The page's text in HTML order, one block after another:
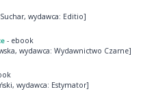
wydawca: Editio]
- ebook
wydawca: Wydawnictwo Czarne]
wydawca: Estymator]